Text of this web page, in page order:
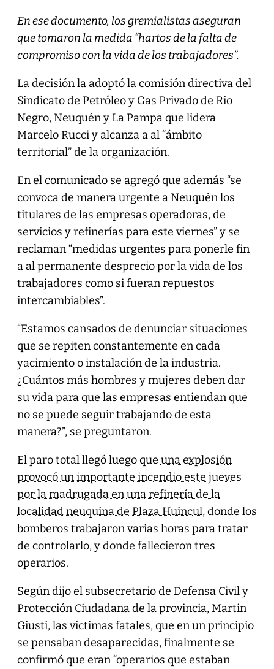
En ese documento, los gremialistas aseguran
que tomaron la medida “hartos de la falta de
compromiso con la vida de los trabajadores”.
La decisión la adoptó la comisión directiva del
Sindicato de Petróleo y Gas Privado de Río
Negro, Neuquén y La Pampa que lidera
Marcelo Rucci y alcanza a al “ámbito
territorial” de la organización.
En el comunicado se agregó que además “se
convoca de manera urgente a Neuquén los
titulares de las empresas operadoras, de
servicios y refinerías para este viernes” y se
reclaman “medidas urgentes para ponerle fin
a al permanente desprecio por la vida de los
trabajadores como si fueran repuestos
intercambiables”.
“Estamos cansados de denunciar situaciones
que se repiten constantemente en cada
yacimiento o instalación de la industria.
¿Cuántos más hombres y mujeres deben dar
su vida para que las empresas entiendan que
no se puede seguir trabajando de esta
manera?”, se preguntaron.
El paro total llegó luego que una explosión
provocó un importante incendio este jueves
por la madrugada en una refinería de la
localidad neuquina de Plaza Huincul, donde los
bomberos trabajaron varias horas para tratar
de controlarlo, y donde fallecieron tres
operarios.
Según dijo el subsecretario de Defensa Civil y
Protección Ciudadana de la provincia, Martin
Giusti, las víctimas fatales, que en un principio
se pensaban desaparecidas, finalmente se
confirmó que eran “operarios que estaban